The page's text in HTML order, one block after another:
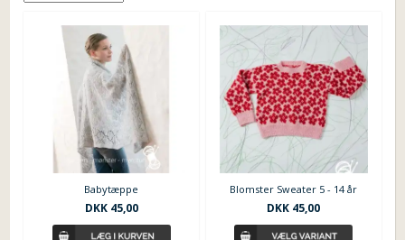
Babytæppe
DKK45,00
Blomster Sweater 5 - 14 år
DKK 45,00